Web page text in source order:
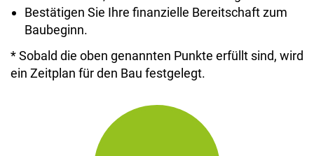
Bestätigen Sie Ihre finanzielle Bereitschaft zum
Baubeginn.
* Sobald die oben genannten Punkte erfüllt sind, wird
ein Zeitplan für den Bau festgelegt.